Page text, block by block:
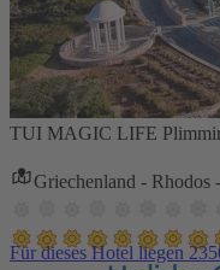
TUI MAGIC LIFE
Griechenland - Rhodos
Für dieses Hotel liegen